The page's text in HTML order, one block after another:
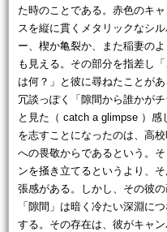
た時のことである。赤色のキ
スを縦に貫くメタリックなシ
ー、楔か亀裂か、また稲妻のよ
も見える。その部分を指差し
は何？」と彼に尋ねたことがあ
冗談っぽく「隙間から誰かがチ
と見た（ catch a glimpse ）感
を志すことになったのは、高
への畏敬からであるという。
ンを掻き立てるというより、
張感がある。しかし、その彼
「隙間」は暗く冷たい深淵に
する。その存在は、彼がキャ